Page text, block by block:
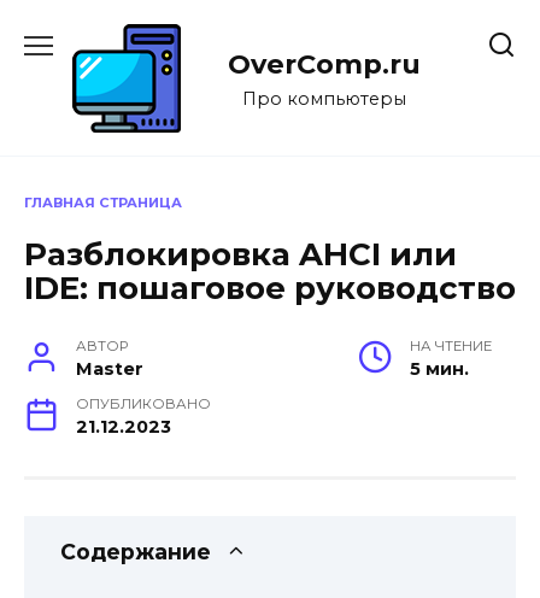
содержанию
OverComp.ru
Про компьютеры
ГЛАВНАЯ СТРАНИЦА
Разблокировка AHCI или
IDE: пошаговое руководство
АВТОР
Master
НА ЧТЕНИЕ
5 мин.
ОПУБЛИКОВАНО
21.12.2023
Содержание